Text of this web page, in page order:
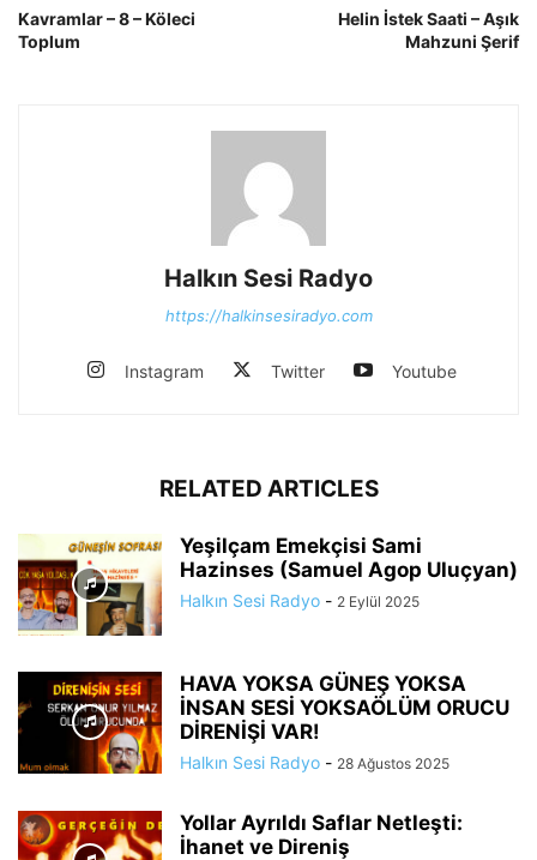
Kavramlar – 8 – Köleci
Toplum
Helin İstek Saati – Aşık
Mahzuni Şerif
Halkın Sesi Radyo
https://halkinsesiradyo.com
Instagram Twitter Youtube
RELATED ARTICLES
Yeşilçam Emekçisi Sami
Hazinses (Samuel Agop Uluçyan)
Halkın Sesi Radyo - 2 Eylül 2025
HAVA YOKSA GÜNEŞ YOKSA
İNSAN SESİ YOKSAÖLÜM ORUCU
DİRENİŞİ VAR!
Halkın Sesi Radyo - 28 Ağustos 2025
Yollar Ayrıldı Saflar Netleşti:
İhanet ve Direniş